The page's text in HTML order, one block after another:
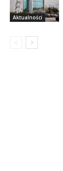
Aktualności